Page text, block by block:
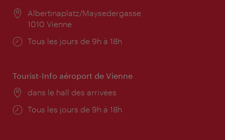
Lieu:
Albertinaplatz/Maysedergasse
1010 Vienne
Horaires
Tous les jours de 9h à 18h
Tourist-Info aéroport de Vienne
Lieu:
dans le hall des arrivées
Horaires
Tous les jours de 9h à 18h